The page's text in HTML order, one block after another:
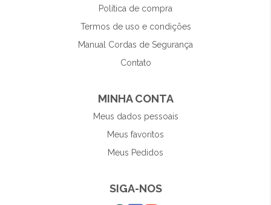
Política de compra
Termos de uso e condições
Manual Cordas de Segurança
Contato
MINHA CONTA
Meus dados pessoais
Meus favoritos
Meus Pedidos
SIGA-NOS